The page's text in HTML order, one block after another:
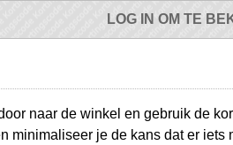
LOG IN OM TE
naar de winkel en gebruik de
minimaliseer je de kans dat er iets